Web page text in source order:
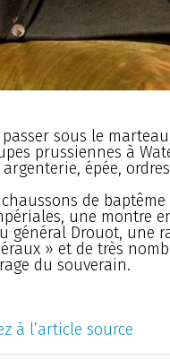
passer sous le
prussiennes à
épée,
de
une montre
général Drouot, une
» et de très
du souverain.
à l’article source